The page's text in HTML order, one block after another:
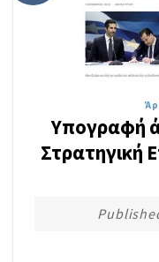
Yπογραφή
Στρατηγική